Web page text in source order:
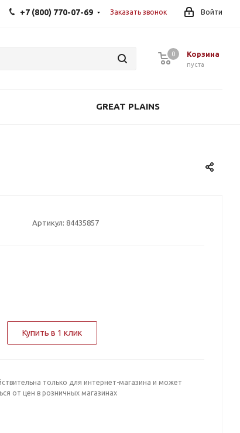
Войти
+7 (800) 770-07-69 Заказать звонок
Корзина
0
пуста
0
GREAT PLAINS
Артикул: 84435857
Купить в 1 клик
только для интернет-магазина и может
от цен в розничных магазинах